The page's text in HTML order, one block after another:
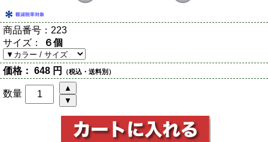
商品番号： 223
サイズ： ６個
価格： 648 円 （税込・送料別）
数量